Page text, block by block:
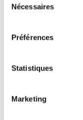
Nécessaires
Préférences
Statistiques
Marketing
2 abatteurs /
1 représentant
Sous l’autorité du